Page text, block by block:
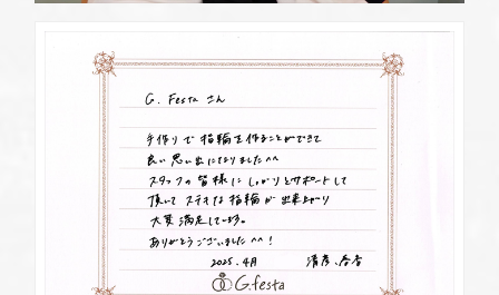
※祝日の場合は営業